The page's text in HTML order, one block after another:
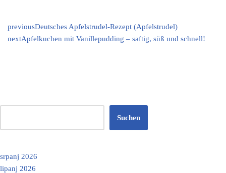
previousDeutsches Apfelstrudel-Rezept (Apfelstrudel)
nextApfelkuchen mit Vanillepudding – saftig, süß und schnell!
Suchen
srpanj 2026
lipanj 2026